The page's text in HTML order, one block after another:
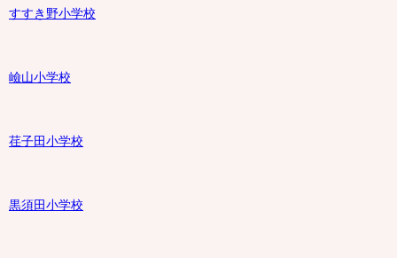
すすき野小学校
嶮山小学校
荏子田小学校
黒須田小学校